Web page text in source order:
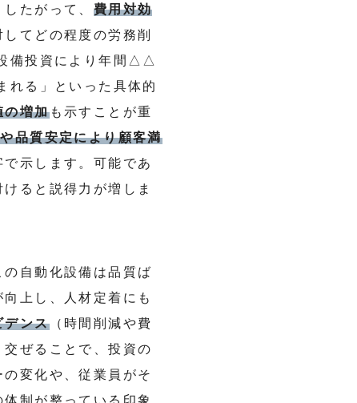
たがって、 費用対効
てどの程度の労務削
備投資により年間△△
れる」といった具体的
の増加も示すことが重
品質安定により顧客満
示します。可能であ
ると説得力が増しま
自動化設備は品質ば
上し、人材定着にも
デンス（時間削減や費
交ぜることで、投資の
変化や、従業員がそ
制が整っている印象